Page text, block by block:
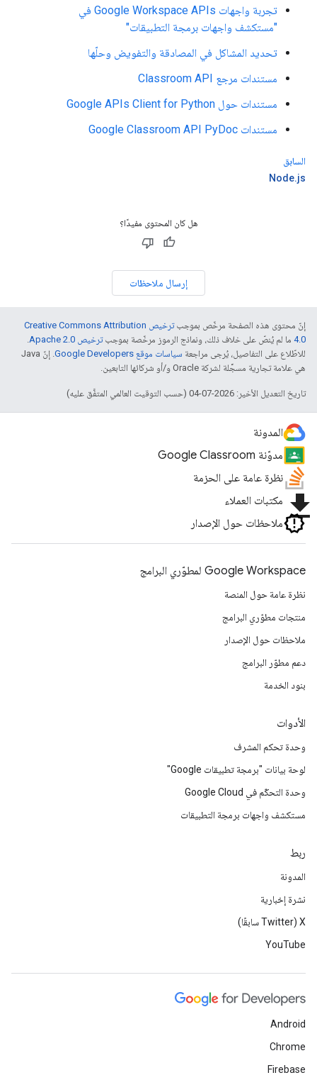
تجربة واجهات Google Workspace APIs في
"مستكشف واجهات برمجة التطبيقات"
تحديد المشاكل في المصادقة والتفويض وحلّها
مستندات مرجع Classroom API
مستندات حول Google APIs Client for Python
مستندات Google Classroom API PyDoc
السابق
Node.js
هل كان المحتوى مفيدًا؟
إرسال ملاحظات
إنّ محتوى هذه الصفحة مرخّص بموجب
ترخيص Creative Commons Attribution
4.0‏ ما لم يُنصّ على خلاف ذلك، ونماذج الرموز مرخّصة بموجبترخيص Apache 2.0‏
.
للاطّلاع على التفاصيل، يُرجى مراجعة سياسات موقع Google Developers‏
. إنّ Java
هي علامة تجارية مسجَّلة لشركة Oracle و/أو شركائها التابعين.
تاريخ التعديل الأخير: 2026-07-04 (حسب التوقيت العالمي المتفَّق عليه)
المدونة
مدوّنة Google Classroom
نظرة عامة على الحزمة
file_download مكتبات العملاء
ملاحظات حول الإصدار
Google Workspace لمطوّري البرامج
نظرة عامة حول المنصة
منتجات مطوّري البرامج
ملاحظات حول الإصدار
دعم مطوّر البرامج
بنود الخدمة
الأدوات
وحدة تحكم المشرف
لوحة بيانات "برمجة تطبيقات Google"
وحدة التحكّم في Google Cloud
مستكشف واجهات برمجة التطبيقات
ربط
المدونة
نشرة إخبارية
‫X ‏(Twitter سابقًا)
YouTube
Android
Chrome
Firebase